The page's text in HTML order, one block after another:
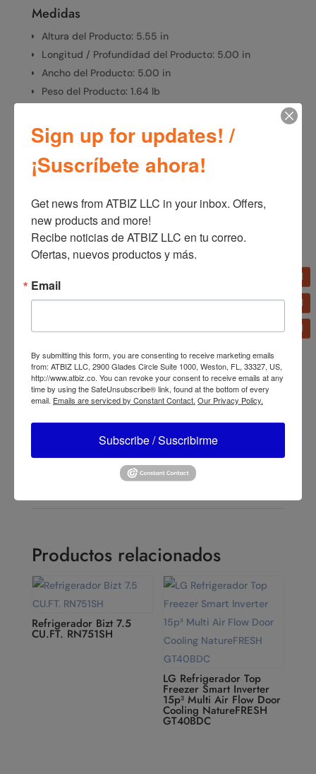
Medidas
Altura del Producto: 5.55 in
Longitud / Profundidad del Producto: 5.00 in
Ancho del Producto: 5.00 in
Peso del Producto: 1.64 lb
SKU:D300 Categorías: Línea blanca
Información adicional
Información adicional
←Lasko Ventilador Circulador de Aire Cyclone® 20" 3
Velocidades con Control Remoto 3542
Lasko Ventilador Mini Blower MyCool™ D301 Negro
Productos relacionados
Refrigerador Bizt 7.5
CU.FT. RN751SH
LG Refrigerador Top
Freezer Smart Inverter
15p³ Multi Air Flow Door
Cooling NatureFRESH
GT40BDC
Sign up for updates! /
¡Suscríbete ahora!
Get news from ATBIZ LLC in your inbox. Offers,
new products and more!
Recibe noticias de ATBIZ LLC en tu correo.
Ofertas, nuevos productos y más.
Email
By submitting this form, you are consenting to receive marketing emails
from: ATBIZ LLC, 2900 Glades Circle Suite 1000, Weston, FL, 33327, US,
http://www.atbiz.co. You can revoke your consent to receive emails at any
time by using the SafeUnsubscribe® link, found at the bottom of every
email. Emails are serviced by Constant Contact. Our Privacy Policy.
Subscribe / Suscribirme